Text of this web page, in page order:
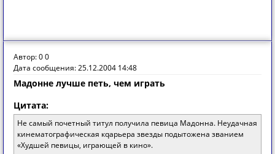
Автор: 0 0
Дата сообщения: 25.12.2004 14:48
Мадонне лучше петь, чем играть
Цитата:
Не самый почетный титул получила певица Мадонна. Неудачная
кинематографическая кqарьера звезды подытожена званием
«Худшей певицы, играющей в кино».